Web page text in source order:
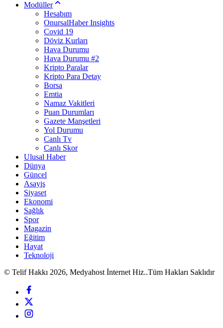
Modüller
Hesabım
OnursalHaber Insights
Covid 19
Döviz Kurları
Hava Durumu
Hava Durumu #2
Kripto Paralar
Kripto Para Detay
Borsa
Emtia
Namaz Vakitleri
Puan Durumları
Gazete Manşetleri
Yol Durumu
Canlı Tv
Canlı Skor
Ulusal Haber
Dünya
Güncel
Asayiş
Siyaset
Ekonomi
Sağlık
Spor
Magazin
Eğitim
Hayat
Teknoloji
© Telif Hakkı 2026, Medyahost İnternet Hiz..Tüm Hakları Saklıdır